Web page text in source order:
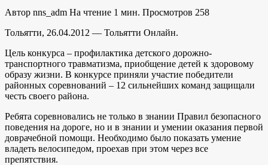
Автор nns_adm На чтение 1 мин. Просмотров 258
Тольятти, 26.04.2012 — Тольятти Онлайн.
Цель конкурса – профилактика детского дорожно-
транспортного травматизма, приобщение детей к здоровому
образу жизни. В конкурсе приняли участие победители
районных соревнований – 12 сильнейших команд защищали
честь своего района.
Ребята соревновались не только в знании Правил безопасного
поведения на дороге, но и в знании и умении оказания первой
доврачебной помощи. Необходимо было показать умение
владеть велосипедом, проехав при этом через все
препятствия.